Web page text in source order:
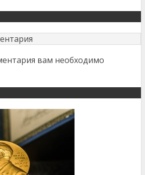
вам необходимо